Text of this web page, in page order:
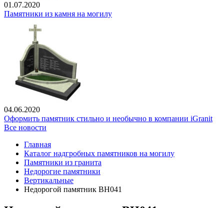
01.07.2020
Памятники из камня на могилу
04.06.2020
Оформить памятник стильно и необычно в компании iGranit
Все новости
Главная
Каталог надгробных памятников на могилу
Памятники из гранита
Недорогие памятники
Вертикальные
Недорогой памятник ВН041